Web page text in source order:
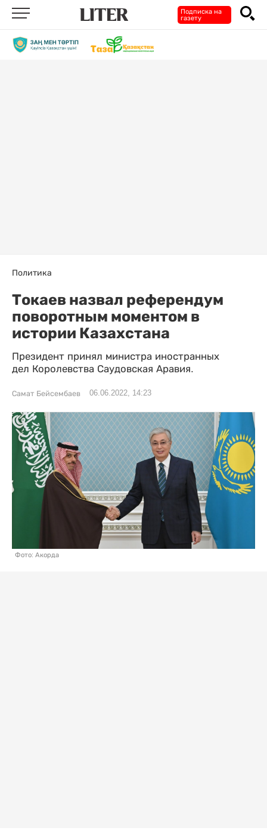
Подписка на
газету
Политика
Токаев назвал референдум
поворотным моментом в
истории Казахстана
Президент принял министра иностранных
дел Королевства Саудовская Аравия.
Самат Бейсембаев 06.06.2022, 14:23
Фото: Акорда